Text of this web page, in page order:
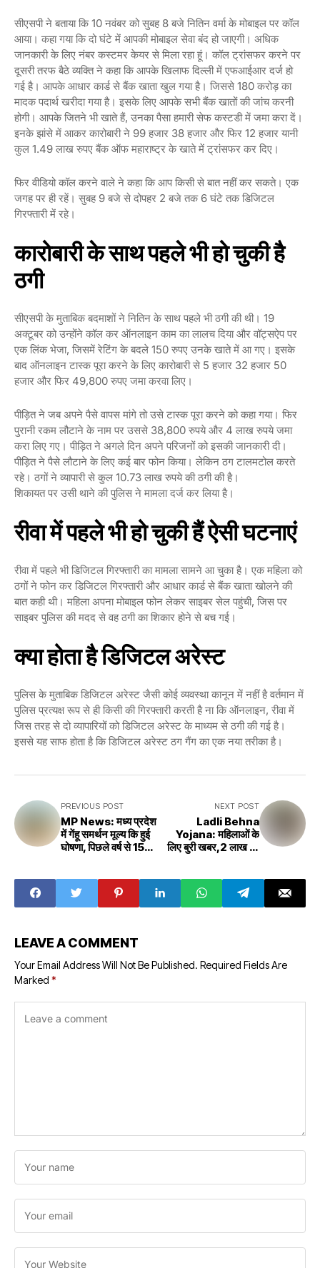
सीएसपी ने बताया कि 10 नवंबर को सुबह 8 बजे नितिन वर्मा के मोबाइल पर कॉल
आया। कहा गया कि दो घंटे में आपकी मोबाइल सेवा बंद हो जाएगी। अधिक
जानकारी के लिए नंबर कस्टमर केयर से मिला रहा हूं। कॉल ट्रांसफर करने पर
दूसरी तरफ बैठे व्यक्ति ने कहा कि आपके खिलाफ दिल्ली में एफआईआर दर्ज हो
गई है। आपके आधार कार्ड से बैंक खाता खुल गया है। जिससे 180 करोड़ का
मादक पदार्थ खरीदा गया है। इसके लिए आपके सभी बैंक खातों की जांच करनी
होगी। आपके जितने भी खाते हैं, उनका पैसा हमारी सेफ कस्टडी में जमा करा दें।
इनके झांसे में आकर कारोबारी ने 99 हजार 38 हजार और फिर 12 हजार यानी
कुल 1.49 लाख रुपए बैंक ऑफ महाराष्ट्र के खाते में ट्रांसफर कर दिए।
फिर वीडियो कॉल करने वाले ने कहा कि आप किसी से बात नहीं कर सकते। एक
जगह पर ही रहें। सुबह 9 बजे से दोपहर 2 बजे तक 6 घंटे तक डिजिटल
गिरफ्तारी में रहे।
कारोबारी के साथ पहले भी हो चुकी है
ठगी
सीएसपी के मुताबिक बदमाशों ने नितिन के साथ पहले भी ठगी की थी। 19
अक्टूबर को उन्होंने कॉल कर ऑनलाइन काम का लालच दिया और वॉट्सऐप पर
एक लिंक भेजा, जिसमें रेटिंग के बदले 150 रुपए उनके खाते में आ गए। इसके
बाद ऑनलाइन टास्क पूरा करने के लिए कारोबारी से 5 हजार 32 हजार 50
हजार और फिर 49,800 रुपए जमा करवा लिए।
पीड़ित ने जब अपने पैसे वापस मांगे तो उसे टास्क पूरा करने को कहा गया। फिर
पुरानी रकम लौटाने के नाम पर उससे 38,800 रुपये और 4 लाख रुपये जमा
करा लिए गए। पीड़ित ने अगले दिन अपने परिजनों को इसकी जानकारी दी।
पीड़ित ने पैसे लौटाने के लिए कई बार फोन किया। लेकिन ठग टालमटोल करते
रहे। ठगों ने व्यापारी से कुल 10.73 लाख रुपये की ठगी की है।
शिकायत पर उसी थाने की पुलिस ने मामला दर्ज कर लिया है।
रीवा में पहले भी हो चुकी हैं ऐसी घटनाएं
रीवा में पहले भी डिजिटल गिरफ्तारी का मामला सामने आ चुका है। एक महिला को
ठगों ने फोन कर डिजिटल गिरफ्तारी और आधार कार्ड से बैंक खाता खोलने की
बात कही थी। महिला अपना मोबाइल फोन लेकर साइबर सेल पहुंची, जिस पर
साइबर पुलिस की मदद से वह ठगी का शिकार होने से बच गई।
क्या होता है डिजिटल अरेस्ट
पुलिस के मुताबिक डिजिटल अरेस्ट जैसी कोई व्यवस्था कानून में नहीं है वर्तमान में
पुलिस प्रत्यक्ष रूप से ही किसी की गिरफ्तारी करती है ना कि ऑनलाइन, रीवा में
जिस तरह से दो व्यापारियों को डिजिटल अरेस्ट के माध्यम से ठगी की गई है।
इससे यह साफ होता है कि डिजिटल अरेस्ट ठग गैंग का एक नया तरीका है।
PREVIOUS POST
MP News: मध्य प्रदेश
में गेंहू समर्थन मूल्य कि हुई
घोषणा, पिछले वर्ष से 150
NEXT POST
Ladli Behna
Yojana: महिलाओं के
लिए बुरी खबर,2 लाख का
की अगली किस्त
LEAVE A COMMENT
Your Email Address Will Not Be Published. Required Fields Are
Marked *